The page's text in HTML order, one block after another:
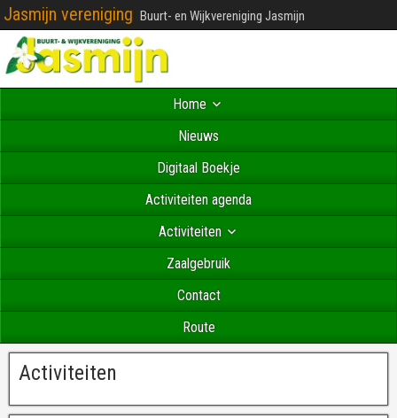
Jasmijn vereniging Buurt- en Wijkvereniging Jasmijn
Home
Nieuws
Digitaal Boekje
Activiteiten agenda
Activiteiten
Zaalgebruik
Contact
Route
Activiteiten